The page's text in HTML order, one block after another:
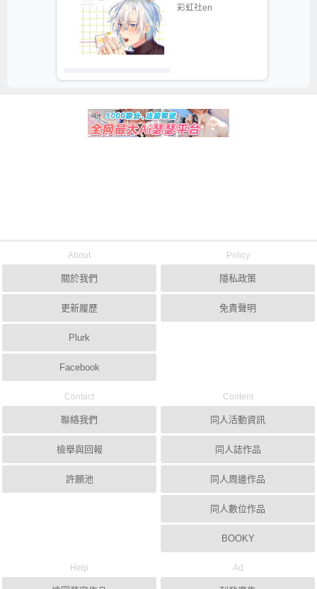
彩虹社en
About
關於我們
更新履歷
Plurk
Facebook
Policy
隱私政策
免責聲明
Contact
聯絡我們
檢舉與回報
許願池
Content
同人活動資訊
同人誌作品
同人周邊作品
同人數位作品
BOOKY
Help Ad